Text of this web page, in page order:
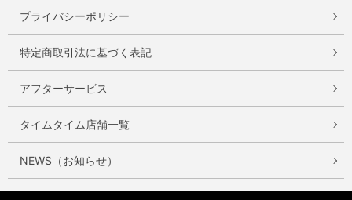
プライバシーポリシー
特定商取引法に基づく表記
アフターサービス
タイムタイム店舗一覧
NEWS（お知らせ）